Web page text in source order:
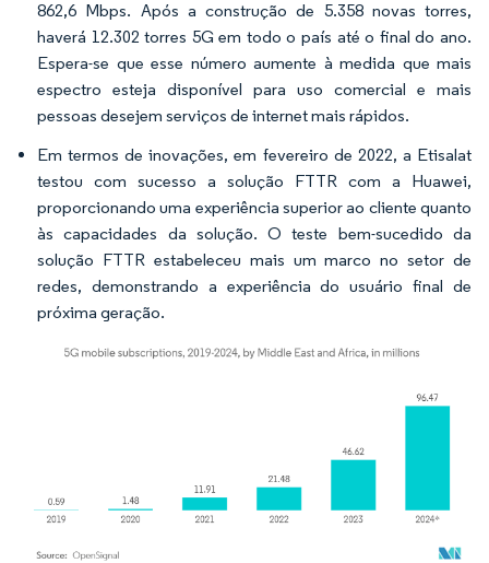
862,6 Mbps. Após a construção de 5.358 novas torres,
haverá 12.302 torres 5G em todo o país até o final do ano.
Espera-se que esse número aumente à medida que mais
espectro esteja disponível para uso comercial e mais
pessoas desejem serviços de internet mais rápidos.
Em termos de inovações, em fevereiro de 2022, a Etisalat
testou com sucesso a solução FTTR com a Huawei,
proporcionando uma experiência superior ao cliente quanto
às capacidades da solução. O teste bem-sucedido da
solução FTTR estabeleceu mais um marco no setor de
redes, demonstrando a experiência do usuário final de
próxima geração.